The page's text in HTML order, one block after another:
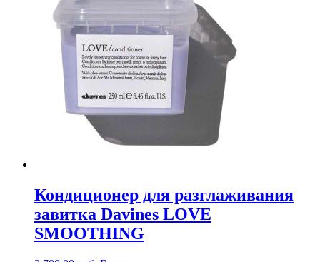
Кондиционер для разглаживания
завитка Davines LOVE
SMOOTHING